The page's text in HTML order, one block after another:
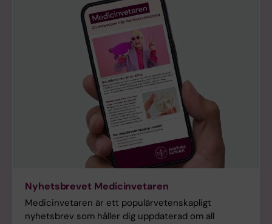
Nyhetsbrevet Medicinvetaren
Medicinvetaren är ett populärvetenskapligt
nyhetsbrev som håller dig uppdaterad om all